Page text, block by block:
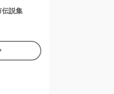
伝説集